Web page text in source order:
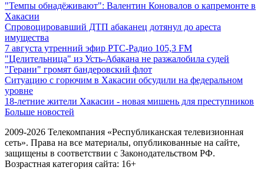
"Темпы обнадёживают": Валентин Коновалов о капремонте в
Хакасии
Спровоцировавший ДТП абаканец дотянул до ареста
имущества
7 августа утренний эфир РТС-Радио 105,3 FM
"Целительница" из Усть-Абакана не разжалобила судей
"Герани" громят бандеровский флот
Ситуацию с горючим в Хакасии обсудили на федеральном
уровне
18-летние жители Хакасии - новая мишень для преступников
Больше новостей
2009-2026 Телекомпания «Республиканская телевизионная
сеть». Права на все материалы, опубликованные на сайте,
защищены в соответствии с Законодательством РФ.
Возрастная категория сайта: 16+